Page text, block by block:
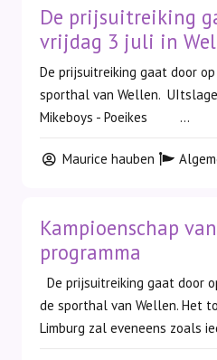
De prijsuitreiking
vrijdag 3 juli in
De prijsuitreiking gaat door
sporthal van Wellen.
Mikeboys - Poeikes ...
Maurice hauben
Kampioenschap
programma
De prijsuitreiking gaat door
de sporthal van Wellen. Het
Limburg zal eveneens zoals